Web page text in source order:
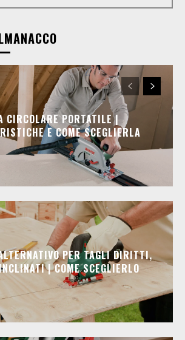
CIRCOLARE PORTATILE |
E COME SCEGLIERLA
PER TAGLI DIRITTI,
| COME SCEGLIERLO